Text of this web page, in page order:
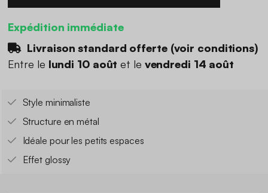
Expédition immédiate
Livraison standard offerte (voir conditions)
Entre le lundi 10 août et le vendredi 14 août
Style minimaliste
Structure en métal
Idéale pour les petits espaces
Effet glossy